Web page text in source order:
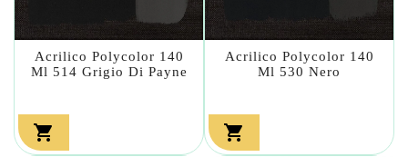
Acrilico Polycolor 140
Ml 514 Grigio Di Payne

Acrilico Polycolor 140
Ml 530 Nero
